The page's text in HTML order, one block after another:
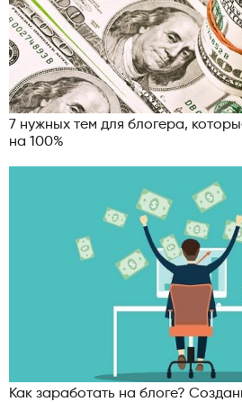
7 нужных тем для блогера,
на 100%
Как заработать на блоге?